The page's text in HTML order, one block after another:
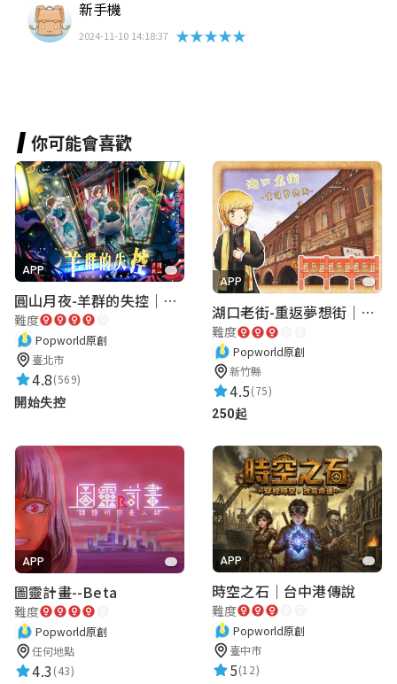
新手機
2024-11-10 14:18:37 ★★★★★
你可能會喜歡
APP
圓山月夜-羊群的失控｜圓山飯店 ARG實境解謎遊戲
難度
Popworld原創
臺北市
4.8(569)
開始失控
APP
湖口老街-重返夢想街｜新竹老街城市解謎
難度
Popworld原創
新竹縣
4.5(75)
250起
APP
圖靈計畫--Beta
難度
Popworld原創
任何地點
4.3(43)
APP
時空之石｜台中港傳說
難度
Popworld原創
臺中市
5(12)